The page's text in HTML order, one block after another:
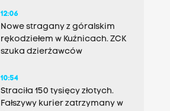
12:06
Nowe stragany z góralskim
rękodziełem w Kuźnicach. ZCK
szuka dzierżawców
10:54
Straciła 150 tysięcy złotych.
Fałszywy kurier zatrzymany w